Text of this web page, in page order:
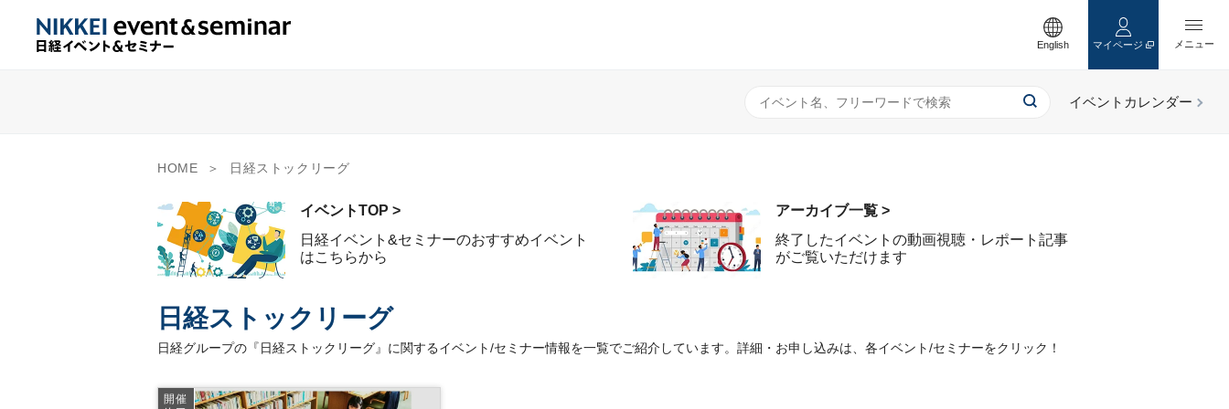
English マイページ
HOME 日経ストックリーグ
イベントTOP >
日経イベント&セミナーのおすすめイベント
はこちらから
アーカイブ一覧 >
終了したイベントの動画視聴・レポート記事
がご覧いただけます
日経ストックリーグ
日経グループの『日経ストックリーグ』に関するイベント/セミナー情報を一覧でご紹介しています。詳細・お申し込みは、各イベント/セミナーをクリック！
開催